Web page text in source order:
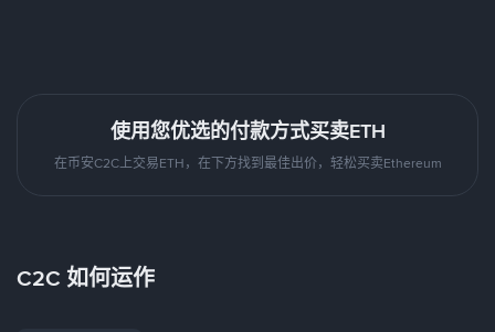
使用您优选的付款方式买卖ETH
在币安C2C上交易ETH，在下方找到最佳出价，轻松买卖Ethereum
C2C 如何运作